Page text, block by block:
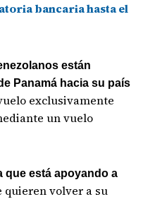
bancaria hasta el
están
Panamá hacia su país
exclusivamente
un vuelo
que está apoyando a
quieren volver a su